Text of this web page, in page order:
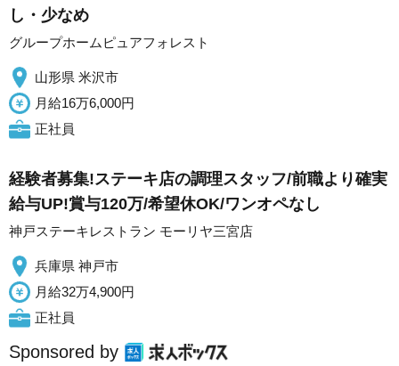
し・少なめ
グループホームピュアフォレスト
山形県 米沢市
月給16万6,000円
正社員
経験者募集!ステーキ店の調理スタッフ/前職より確実
給与UP!賞与120万/希望休OK/ワンオペなし
神戸ステーキレストラン モーリヤ三宮店
兵庫県 神戸市
月給32万4,900円
正社員
Sponsored by